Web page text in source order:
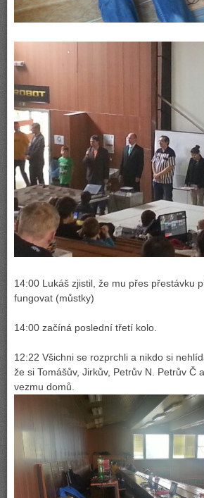
14:00 Lukáš zjistil, že mu přes přestávku
fungovat (můstky)
14:00 začíná poslední třetí kolo.
12:22 Všichni se rozprchli a nikdo si
že si Tomášův, Jirkův, Petrův N. Petrův Č
vezmu domů.